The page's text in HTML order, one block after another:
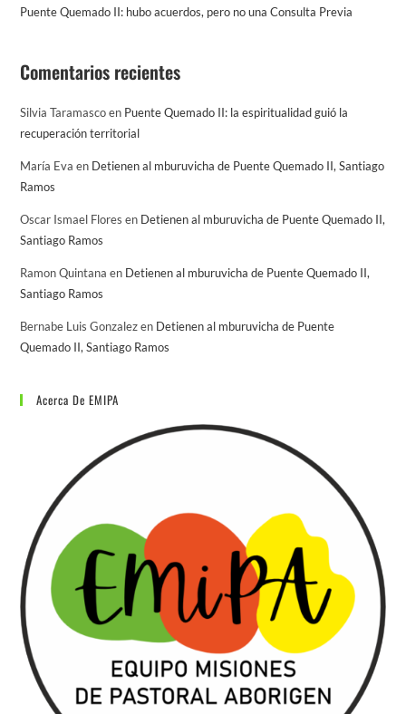
Puente Quemado II: hubo acuerdos, pero no una Consulta Previa
Comentarios recientes
Silvia Taramascoen Puente Quemado II: la espiritualidad guió la
recuperación territorial
María Eva en Detienen al mburuvicha de Puente Quemado II, Santiago
Ramos
Oscar Ismael Flores en Detienen al mburuvicha de Puente Quemado II,
Santiago Ramos
Ramon Quintana en Detienen al mburuvicha de Puente Quemado II,
Santiago Ramos
Bernabe Luis Gonzalezen Detienen al mburuvicha de Puente
Quemado II, Santiago Ramos
Acerca De EMIPA